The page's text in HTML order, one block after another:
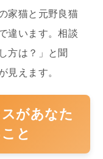
家猫と元野良猫
違います。相談
方は？」と聞
見えます。
があなた
と